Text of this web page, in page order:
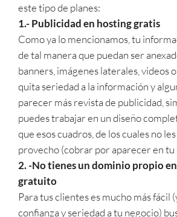
este tipo de planes:
1.- Publicidad en hosting gratis
Como ya lo mencionamos, tu
de tal manera que puedan ser
banners, imágenes laterales, videos
quita seriedad a la información y
parecer más revista de publicidad,
puedes trabajar en un diseño
que esos cuadros, de los cuales no
provecho (cobrar por aparecer en tu
2. -No tienes un dominio propio
gratuito
Para tus clientes es mucho más fácil
confianza y seriedad a tu negocio)